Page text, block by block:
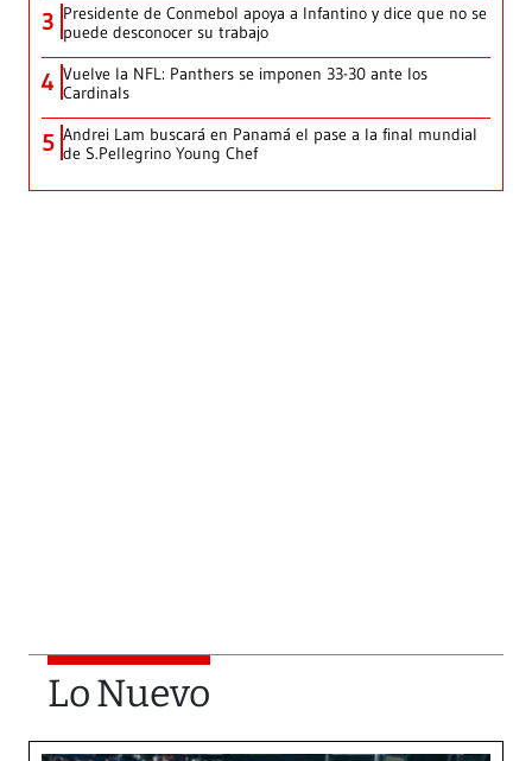
3 Presidente de Conmebol apoya a Infantino y dice que no se
puede desconocer su trabajo
4 Vuelve la NFL: Panthers se imponen 33-30 ante los
Cardinals
5 Andrei Lam buscará en Panamá el pase a la final mundial
de S.Pellegrino Young Chef
Lo Nuevo